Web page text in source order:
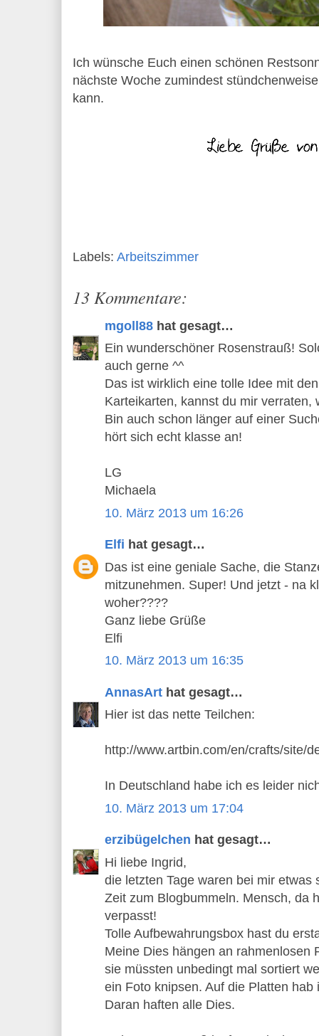
Ich wünsche Euch einen schönen
nächste Woche zumindest
kann.
Labels: Arbeitszimmer
13 Kommentare:
mgoll88 hat gesagt…
Ein wunderschöner Rosenstrauß!
auch gerne ^^
Das ist wirklich eine tolle Idee mit
Karteikarten, kannst du mir verraten,
Bin auch schon länger auf einer
hört sich echt klasse an!
LG
Michaela
10. März 2013 um 16:26
Elfi hat gesagt…
Das ist eine geniale Sache, die
mitzunehmen. Super! Und jetzt - na
woher????
Ganz liebe Grüße
Elfi
10. März 2013 um 16:35
AnnasArt hat gesagt…
Hier ist das nette Teilchen:
http://www.artbin.com/en/crafts/site/
In Deutschland habe ich es leider
10. März 2013 um 17:04
erzibügelchen hat gesagt…
Hi liebe Ingrid,
die letzten Tage waren bei mir etwas
Zeit zum Blogbummeln. Mensch, da
verpasst!
Tolle Aufbewahrungsbox hast du
Meine Dies hängen an rahmenlosen
sie müssten unbedingt mal sortiert
ein Foto knipsen. Auf die Platten
Daran haften alle Dies.